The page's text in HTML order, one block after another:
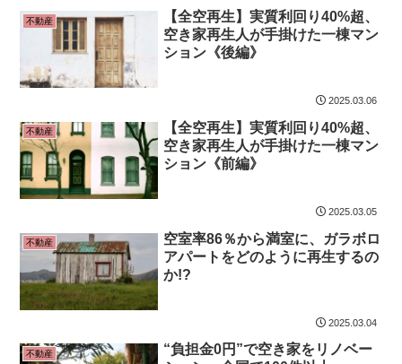
不動産
【全空再生】実質利回り40%超、
空き家再生人が手掛けた一棟マン
ション《後編》
2025.03.06
不動産
【全空再生】実質利回り40%超、
空き家再生人が手掛けた一棟マン
ション《前編》
2025.03.05
不動産
空室率86％から満室に、ガラボロ
アパートをどのように再生するの
か!?
2025.03.04
不動産
“負担金0円”で空き家をリノベー